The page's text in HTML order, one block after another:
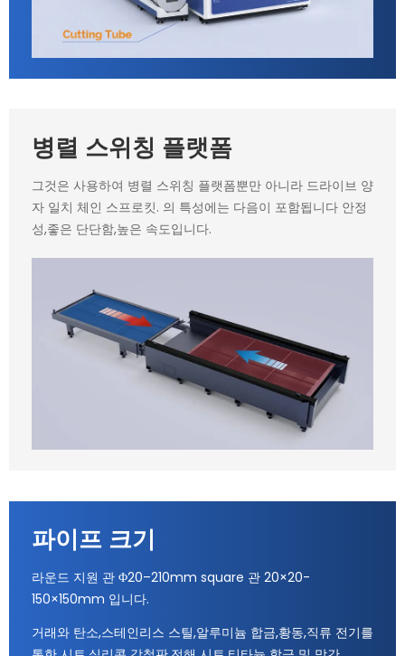
병렬 스위칭 플랫폼
그것은 사용하여 병렬 스위칭 플랫폼뿐만 아니라 드라이브 양
자 일치 체인 스프로킷. 의 특성에는 다음이 포함됩니다 안정
성,좋은 단단함,높은 속도입니다.
파이프 크기
라운드 지원 관 Φ20–210mm square 관 20×20-
150×150mm 입니다.
거래와 탄소,스테인리스 스틸,알루미늄 합금,황동,직류 전기를